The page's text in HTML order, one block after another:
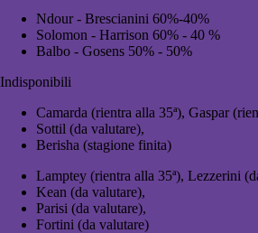
Ndour - Brescianini 60%-40%
Solomon - Harrison 60% - 40 %
Balbo - Gosens 50% - 50%
Indisponibili
Camarda (rientra alla 35ª), Gaspar
Sottil (da valutare),
Berisha (stagione finita)
Lamptey (rientra alla 35ª), Lezzerini
Kean (da valutare),
Parisi (da valutare),
Fortini (da valutare)